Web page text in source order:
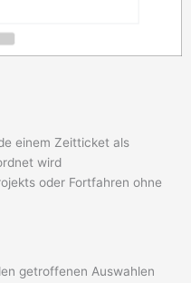
einem Zeitticket als
wird
oder Fortfahren ohne
getroffenen Auswahlen